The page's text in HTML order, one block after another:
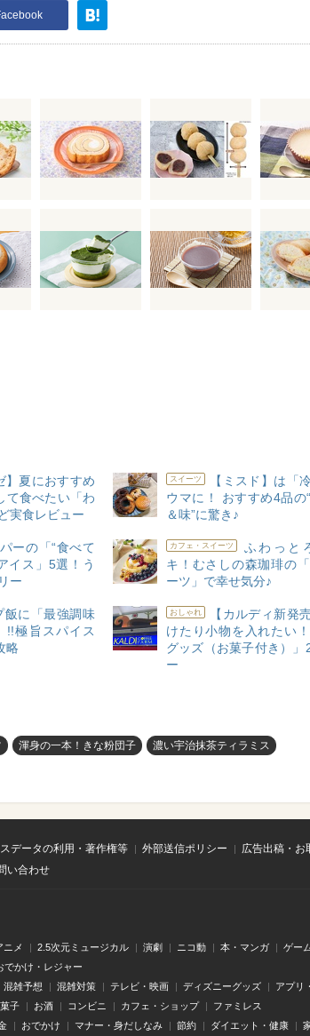
】夏におすすめ
て食べたい「わ
実食レビュー
スイーツ
【ミスド】は「
ウマに！ おすすめ4品の
＆味”に驚き♪
ーの「“食べて
イス」5選！う
ー
カフェ・スイーツ
ふわっと
キ！むさしの森珈琲の
ーツ」で幸せ気分♪
飯に「最強調味
!!極旨スパイス
略
おしゃれ
【カルディ新発
けたり小物を入れたい
グッズ（お菓子付き）」
ー
渾身の一本！きな粉団子 濃い宇治抹茶ティラミス
データの利用・著作権等 外部送信ポリシー
広告出稿・お
い合わせ
ニメ 2.5次元ミュージカル 演劇 ニコ動 本・マンガ ゲー
でかけ・レジャー
混雑予想 混雑対策 テレビ・映画 ディズニーグッズ アプリ
子 お酒 コンビニ カフェ・ショップ ファミレス
おでかけ マナー・身だしなみ 節約 ダイエット・健康